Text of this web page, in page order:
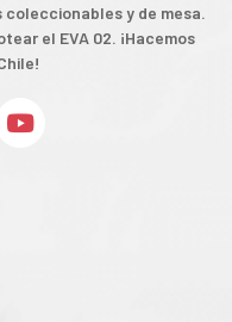
y de mesa.
el EVA 02. ¡Hacemos